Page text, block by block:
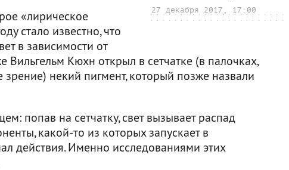
27 декабря 2017, 17:00
«лирическое
стало известно, что
в зависимости от
Вильгельм Кюхн открыл в сетчатке (в палочках,
некий пигмент, который позже назвали
попав на сетчатку, свет вызывает распад
какой-то из которых запускает в
действия. Именно исследованиями этих